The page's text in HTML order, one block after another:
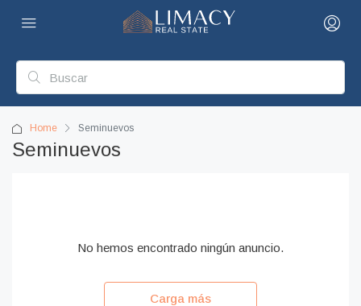
Home Seminuevos
Seminuevos
No hemos encontrado ningún anuncio.
Carga más